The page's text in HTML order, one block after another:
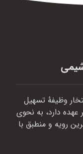
وظیفهٔ تسهیل
عهده دارد، به نحوی
رویه و منطبق با